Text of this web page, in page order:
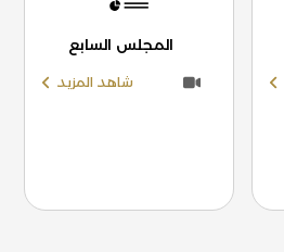
المجلس السابع
شاهد المزيد